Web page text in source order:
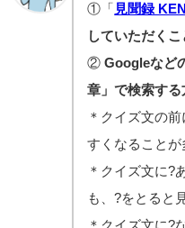
①「 見聞録
していただくこ
②Googleなど
章」で検索する
＊クイズ文の
すくなることが
＊クイズ文に?
も、?をとると
＊クイズ文に?